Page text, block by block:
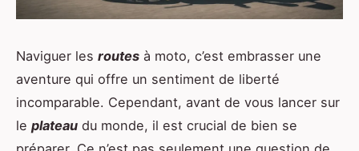
Naviguer les routes à moto, c’est embrasser une
aventure qui offre un sentiment de liberté
incomparable. Cependant, avant de vous lancer sur
le plateau du monde, il est crucial de bien se